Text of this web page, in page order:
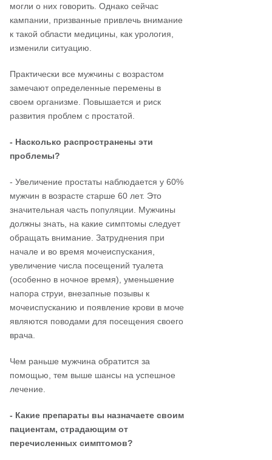
могли о них говорить. Однако сейчас
кампании, призванные привлечь внимание
к такой области медицины, как урология,
изменили ситуацию.
Практически все мужчины с возрастом
замечают определенные перемены в
своем организме. Повышается и риск
развития проблем с простатой.
- Насколько распространены эти
проблемы?
- Увеличение простаты наблюдается у 60%
мужчин в возрасте старше 60 лет. Это
значительная часть популяции. Мужчины
должны знать, на какие симптомы следует
обращать внимание. Затруднения при
начале и во время мочеиспускания,
увеличение числа посещений туалета
(особенно в ночное время), уменьшение
напора струи, внезапные позывы к
мочеиспусканию и появление крови в моче
являются поводами для посещения своего
врача.
Чем раньше мужчина обратится за
помощью, тем выше шансы на успешное
лечение.
- Какие препараты вы назначаете своим
пациентам, страдающим от
перечисленных симптомов?